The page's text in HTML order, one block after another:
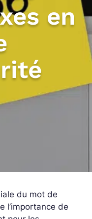
en
du mot de
l’importance de